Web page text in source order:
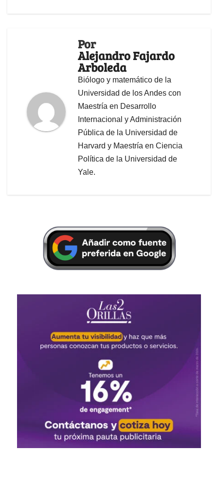
Por
Alejandro Fajardo
Arboleda
Biólogo y matemático de la
Universidad de los Andes con
Maestría en Desarrollo
Internacional y Administración
Pública de la Universidad de
Harvard y Maestría en Ciencia
Política de la Universidad de
Yale.